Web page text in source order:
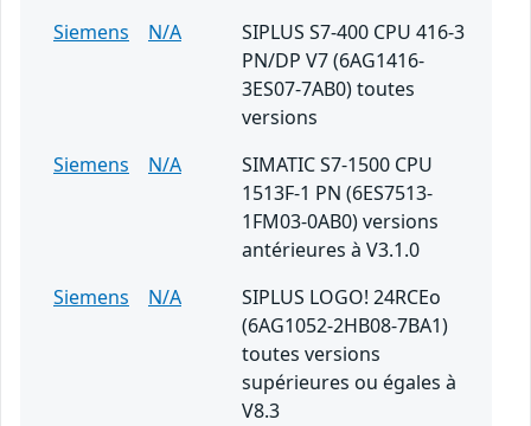
Siemens
N/A
SIPLUS S7-400 CPU 416-3
PN/DP V7 (6AG1416-
3ES07-7AB0) toutes
versions
Siemens
N/A
SIMATIC S7-1500 CPU
1513F-1 PN (6ES7513-
1FM03-0AB0) versions
antérieures à V3.1.0
Siemens
N/A
SIPLUS LOGO! 24RCEo
(6AG1052-2HB08-7BA1)
toutes versions
supérieures ou égales à
V8.3